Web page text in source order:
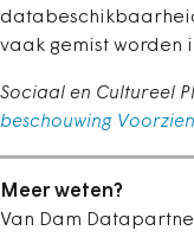
vaak gemist worden
Sociaal en Cultureel
beschouwing
Meer weten?
Van Dam